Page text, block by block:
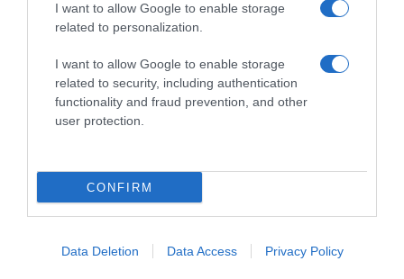
I want to allow Google to enable storage
related to personalization.
I want to allow Google to enable storage
related to security, including authentication
functionality and fraud prevention, and other
user protection.
CONFIRM
Data Deletion Data Access Privacy Policy
Παλαιό Φάληρο: Συνελήφθη 49χρονος
ως μέλος της εγκληματικής
οργάνωσης του “Έντικ” –
Κατηγορείται για εκβιασμούς και
ξυλοδαρμούς επιχειρηματιών